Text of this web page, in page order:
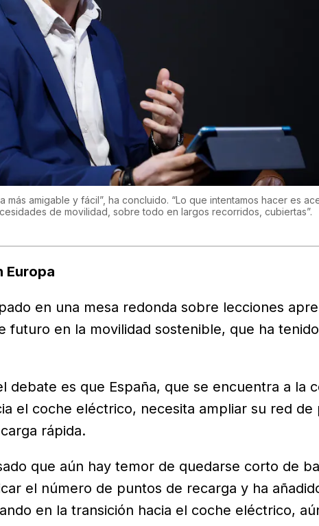
más amigable y fácil”, ha concluido. “Lo que intentamos hacer es
de movilidad, sobre todo en largos recorridos, cubiertas”.
Europa
en una mesa redonda sobre lecciones
futuro en la movilidad sostenible, que ha
debate es que España, que se encuentra a la
el coche eléctrico, necesita ampliar su red de
rápida.
que aún hay temor de quedarse corto de
el número de puntos de recarga y ha
en la transición hacia el coche eléctrico,